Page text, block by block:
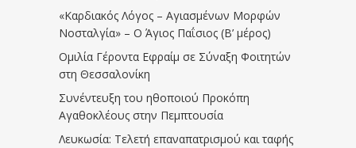
«Καρδιακός Λόγος – Αγιασμένων Μορφών
Νοσταλγία» – Ο Άγιος Παΐσιος (Β’ μέρος)
Ομιλία Γέροντα Εφραίμ σε Σύναξη Φοιτητών
στη Θεσσαλονίκη
Συνέντευξη του ηθοποιού Προκόπη
Αγαθοκλέους στην Πεμπτουσία
Λευκωσία: Τελετή επαναπατρισμού και ταφής